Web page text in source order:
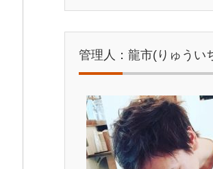
管理人：龍市(りゅうい